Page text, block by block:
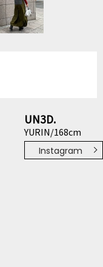
UN3D.
YURIN/168cm
Instagram